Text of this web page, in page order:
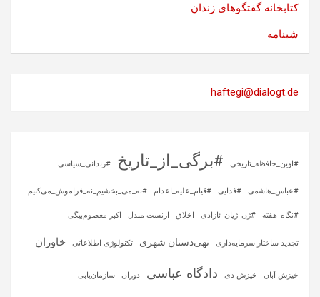
کتابخانه گفتگوهای زندان
شبنامه
haftegi@dialogt.de
#اوین_حافظه_تاریخی #برگی_از_تاریخ #زندانی_سیاسی
#عباس_هاشمی #فدایی #قیام_علیه_اعدام #نه_می_بخشیم_نه_فراموش_می‌کنیم
#نگاه_هفته #ژن_ژیان_ئازادی اخلاق ارنست مندل اکبر معصوم‌بیگی
تجدید ساختار سرمایه‌داری تهی‌دستان شهری تکنولوژی اطلاعاتی خاوران
خیزش آبان خیزش دی دادگاه عباسی دوران سازمان‌یابی